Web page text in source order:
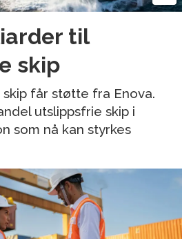
til
skip
får støtte fra Enova.
utslippsfrie skip i
som nå kan styrkes